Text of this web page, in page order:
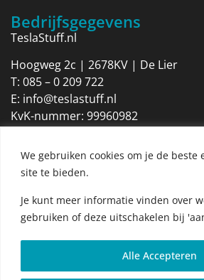
We gebruiken cookies om je de beste
site te bieden.
Je kunt meer informatie vinden over
gebruiken of deze uitschakelen bij
Alle Accepteren
Bedrijfsgegevens
TeslaStuff.nl
Hoogweg 2c | 2678KV | De Lier
T: 085 – 0 209 722
E: info@teslastuff.nl
KvK-nummer: 99960982
Openingstijden
Maandag 09:00 tot 17:30
Dinsdag 09:00 tot 17:30
Woensdag 09:00 tot 17:30
Vrijdag 09:00 tot 17:30
Zaterdag 09:00 tot 12:00